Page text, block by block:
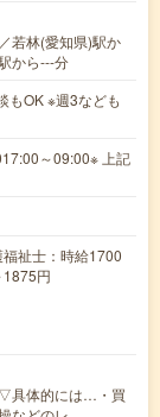
若林(愛知県)駅か
から---分
もOK ※週3なども
～09:00※ 上記
祉士：時給1700
円
▽具体的には…・買